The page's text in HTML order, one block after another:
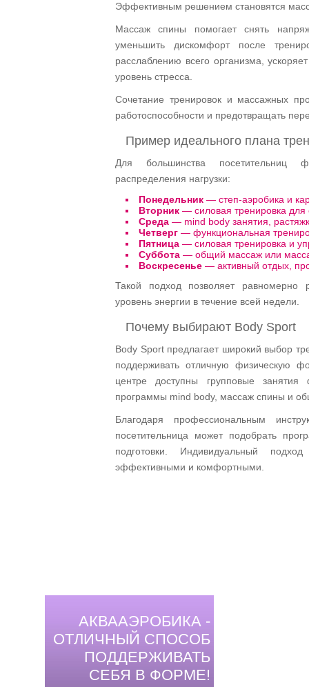
Эффективным решением становятся
Массаж спины помогает снять
уменьшить дискомфорт после
расслаблению всего организма,
уровень стресса.
Сочетание тренировок и массажных
работоспособности и предотвращать
Пример идеального плана
Для большинства посетительниц
распределения нагрузки:
Понедельник — степ-аэробика и
Вторник — силовая тренировка
Среда — mind body занятия,
Четверг — функциональная
Пятница — силовая тренировка и
Суббота — общий массаж или
Воскресенье — активный отдых,
Такой подход позволяет равномерно
уровень энергии в течение всей недели.
Почему выбирают Body Sport
Body Sport предлагает широкий выбор
поддерживать отличную физическую
центре доступны групповые занятия
программы mind body, массаж спины и
Благодаря профессиональным
посетительница может подобрать
подготовки. Индивидуальный
эффективными и комфортными.
АКВААЭРОБИКА -
ОТЛИЧНЫЙ СПОСОБ
ПОДДЕРЖИВАТЬ
СЕБЯ В ФОРМЕ!